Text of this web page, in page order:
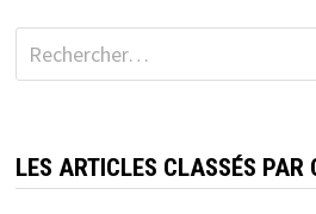
Rechercher :
LES ARTICLES CLASSÉS PAR